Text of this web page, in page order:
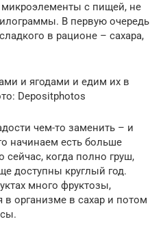
с пищей, не
В первую очередь
в рационе – сахара,
и ягодами и едим их в
Depositphotos
чем-то заменить – и
начинаем есть больше
сейчас, когда полно груш,
доступны круглый год.
много фруктозы,
в организме в сахар и потом